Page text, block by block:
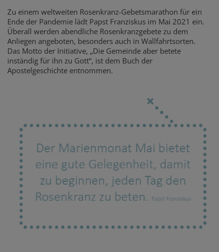
Zu einem weltweiten Rosenkranz-Gebetsmarathon für ein
Ende der Pandemie lädt Papst Franziskus im Mai 2021 ein.
Überall werden abendliche Rosenkranzgebete zu dem
Anliegen angeboten, besonders auch in Wallfahrtsorten.
Das Motto der Initiative, „Die Gemeinde aber betete
inständig für ihn zu Gott“, ist dem Buch der
Apostelgeschichte entnommen.